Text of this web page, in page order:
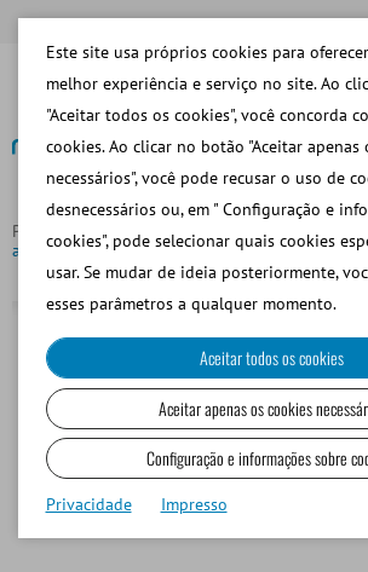
Página principal Equino Colección de
aritifical equina Missouri, completa, largo 50
Voltar
Este site usa próprios cookies para
melhor experiência e serviço no site. Ao
"Aceitar todos os cookies", você concorda
cookies. Ao clicar no botão "Aceitar apenas
necessários", você pode recusar o uso de
desnecessários ou, em " Configuração e
cookies", pode selecionar quais cookies
usar. Se mudar de ideia posteriormente,
esses parâmetros a qualquer momento.
Aceitar todos os cookies
Aceitar apenas os cookies
Configuração e informações sobre
Privacidade Impresso